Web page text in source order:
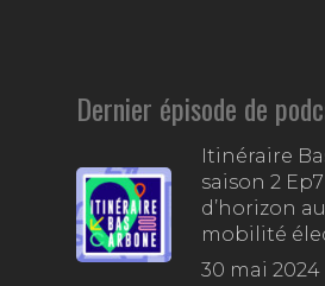
Dernier épisode de
Itinéraire
saison 2
d’horizon
mobilité
30 mai 2024